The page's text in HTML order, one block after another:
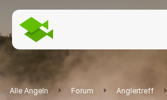
Alle Angeln Forum
Anglertreff